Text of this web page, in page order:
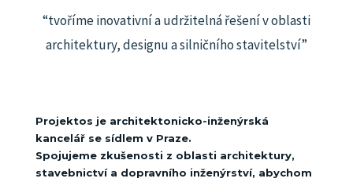
“tvoříme inovativní a udržitelná řešení v oblasti
architektury, designu a silničního stavitelství”
Projektos je architektonicko-inženýrská
kancelář se sídlem v Praze.
Spojujeme zkušenosti z oblasti architektury,
stavebnictví a dopravního inženýrství, abychom